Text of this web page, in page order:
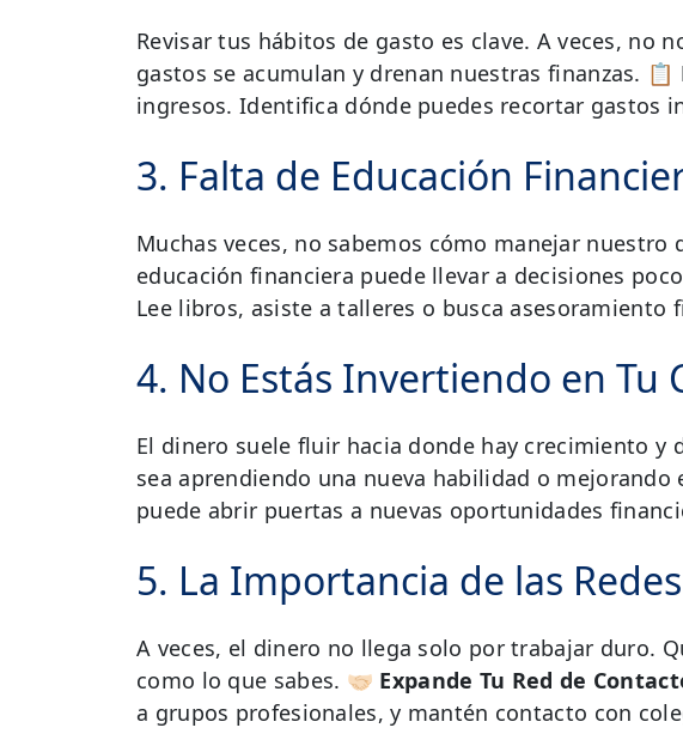
Revisar tus hábitos de gasto es clave. A veces, no
gastos se acumulan y drenan nuestras finanzas. 📋
ingresos. Identifica dónde puedes recortar gastos
3. Falta de Educación
Muchas veces, no sabemos cómo manejar
educación financiera puede llevar a decisiones
Lee libros, asiste a talleres o busca asesoramiento
4. No Estás Invertiendo en Tu
El dinero suele fluir hacia donde hay crecimiento y
sea aprendiendo una nueva habilidad o
puede abrir puertas a nuevas oportunidades
5. La Importancia de las
A veces, el dinero no llega solo por trabajar duro.
como lo que sabes. 🤝🏻 Expande Tu Red de
a grupos profesionales, y mantén contacto con